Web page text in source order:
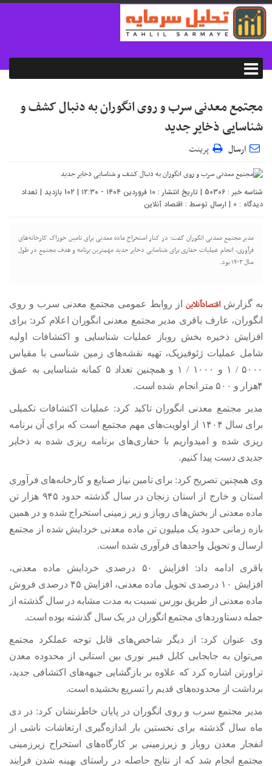
مجتمع معدنی سرب و روی انگوران به دنبال کشف و
شناسایی ذخایر جدید
ارسال پرینت
شناسه خبر : 50306 | تاریخ انتشار : ۱۰ فروردین ۱۴۰۴ - ۱۲:۳۰ | 102 بازدید | تعداد
دیدگاه : 0 | ارسال توسط : اقتصاد آنلاین
مدیر مجتمع معدنی انگوران گفت: در کنار استخراج ماده معدنی برای تامین خوراک کارخانه‌های
فرآوری، انجام عملیات حفاری برای شناسایی ذخایر جدید مهمترین برنامه و هدف مجتمع در طول
سال ۱۴۰۳ بود.
به گزارشاقتصادآنلاین از روابط عمومی مجتمع معدنی سرب و روی
انگوران، عارف باقری مدیر مجتمع معدنی انگوران اعلام کرد: برای
افزایش ذخیره بخش روباز عملیات شناسایی و اکتشافات اولیه
شامل عملیات ژئوفیزیک، تهیه نقشه‌های زمین شناسی با مقیاس
۵۰۰۰ / ۱ و ۱۰۰۰ / ۱ و همچنین تعداد ۵ کمانه شناسایی به عمق
۴هزار و ۵۰۰ متر انجام شده است.
مدیر مجتمع معدنی انگوران تاکید کرد: عملیات اکتشافات تکمیلی
برای سال ۱۴۰۴ از اولویت‌های مهم مجتمع است که برای آن برنامه
ریزی شده و امیدواریم با حفاری‌های برنامه ریزی شده به ذخایر
جدیدی دست پیدا کنیم.
وی همچنین تصریح کرد: برای تامین نیاز صنایع و کارخانه‌های فرآوری
استان و خارج از استان زنجان در سال گذشته حدود ۹۴۵ هزار تن
ماده معدنی از بخش‌های روباز و زیر زمینی استخراج شده و در همین
بازه زمانی حدود یک میلیون تن ماده معدنی خردایش شده از مجتمع
ارسال و تحویل واحدهای فرآوری شده است.
باقری ادامه داد: افزایش ۵۰ درصدی خردایش ماده معدنی،
افزایش ۱۰ درصدی تحویل ماده معدنی، افزایش ۴۵ درصدی فروش
ماده معدنی از طریق بورس نسبت به مدت مشابه در سال گذشته از
جمله دستاوردهای مجتمع انگوران در یک سال گذشته بوده است.
وی عنوان کرد: از دیگر شاخص‌های قابل توجه عملکرد مجتمع
می‌توان به جابجایی کابل فیبر نوری بین استانی از محدوده معدن
تراورتن اشاره کرد که علاوه بر بازگشایی جبهه‌های اکتشافی جدید،
برداشت از محدوده‌های قدیم را تسریع بخشیده است.
مدیر مجتمع سرب و روی انگوران در پایان خاطرنشان کرد:‌ در دی
ماه سال گذشته برای نخستین بار اندازه‌گیری ارتعاشات ناشی از
انفجار معدن روباز و زیرزمینی بر کارگاه‌های استخراج زیرزمینی
مجتمع انجام شد که از نتایج حاصله در راستای بهینه شدن فرایند